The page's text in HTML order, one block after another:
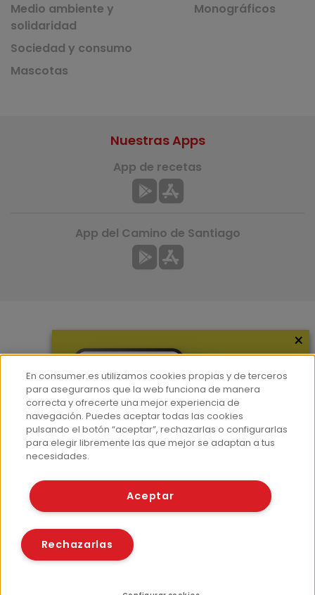
Medio ambiente y
solidaridad
Sociedad y consumo
Mascotas
Monográficos
Hemeroteca
Contacto
Prensa
Corpus Lingüístico Consumer
Nuestras Apps
App de recetas
App del Camino de Santiago
© Fundación EROSKI
Políticas de cookies
×
En consumer.es utilizamos cookies propias y de terceros
para asegurarnos que la web funciona de manera
correcta y ofrecerte una mejor experiencia de
navegación. Puedes aceptar todas las cookies
pulsando el botón “aceptar”, rechazarlas o configurarlas
para elegir libremente las que mejor se adaptan a tus
necesidades.
Aceptar
Rechazarlas